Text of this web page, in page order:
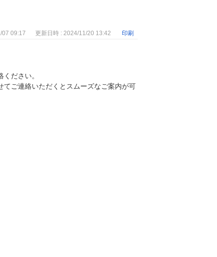
07 09:17 更新日時 : 2024/11/20 13:42 印刷
ださい。
ご連絡いただくとスムーズなご案内が可